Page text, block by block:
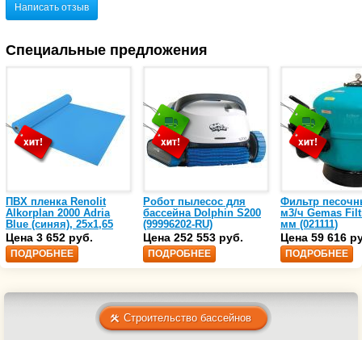
Написать отзыв
Специальные предложения
ПВХ пленка Renolit
Alkorplan 2000 Adria
Blue (синяя), 25х1,65
(35216203)
Цена 3 652 руб.
ПОДРОБНЕЕ
Робот пылесос для
бассейна Dolphin S200
(99996202-RU)
Цена 252 553 руб.
ПОДРОБНЕЕ
Фильтр
м3/ч Gemas
мм (021111)
Цена 59 616
ПОДРОБНЕЕ
Строительство бассейнов